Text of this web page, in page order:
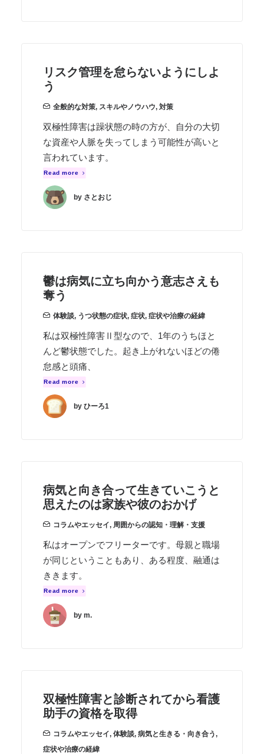
リスク管理を怠らないようにしよ
う
全般的な対策, スキルやノウハウ, 対策
双極性障害は躁状態の時の方が、自分の大切
な資産や人脈を失ってしまう可能性が高いと
言われています。
Read more
by さとおじ
鬱は病気に立ち向かう意志さえも
奪う
体験談, うつ状態の症状, 症状, 症状や治療の経緯
私は双極性障害Ⅱ型なので、1年のうちほと
んど鬱状態でした。起き上がれないほどの倦
怠感と頭痛、
Read more
by ひーろ1
病気と向き合って生きていこうと
思えたのは家族や彼のおかげ
コラムやエッセイ, 周囲からの認知・理解・支援
私はオープンでフリーターです。母親と職場
が同じということもあり、ある程度、融通は
ききます。
Read more
by m.
双極性障害と診断されてから看護
助手の資格を取得
コラムやエッセイ, 体験談, 病気と生きる・向き合う,
症状や治療の経緯